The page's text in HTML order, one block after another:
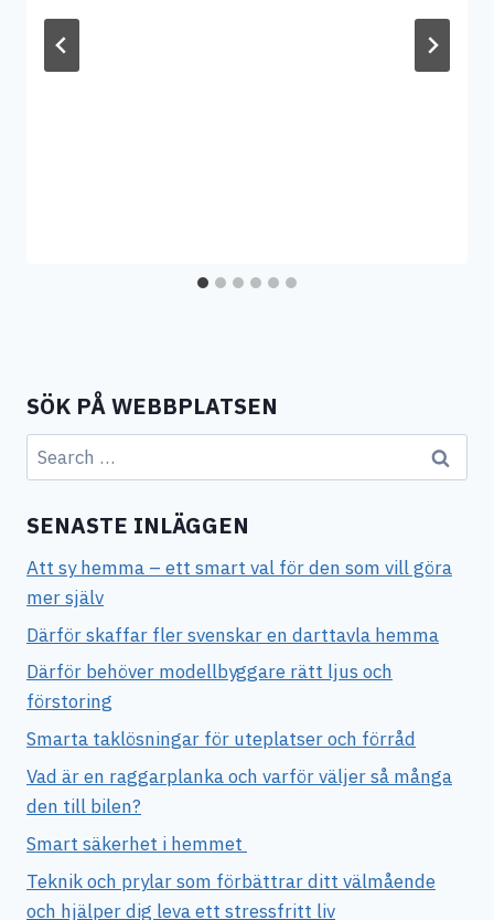
SÖK PÅ WEBBPLATSEN
Search
for:
SENASTE INLÄGGEN
Att sy hemma – ett smart val för den som vill göra
mer själv
Därför skaffar fler svenskar en darttavla hemma
Därför behöver modellbyggare rätt ljus och
förstoring
Smarta taklösningar för uteplatser och förråd
Vad är en raggarplanka och varför väljer så många
den till bilen?
Smart säkerhet i hemmet
Teknik och prylar som förbättrar ditt välmående
och hjälper dig leva ett stressfritt liv